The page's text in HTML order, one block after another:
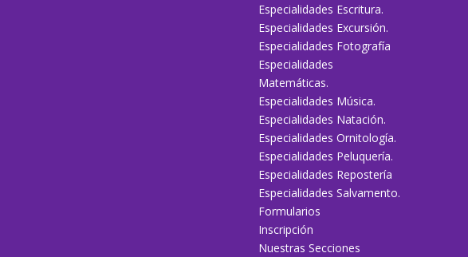
Especialidades Escritura.
Especialidades Excursión.
Especialidades Fotografía
Especialidades
Matemáticas.
Especialidades Música.
Especialidades Natación.
Especialidades Ornitología.
Especialidades Peluquería.
Especialidades Repostería
Especialidades Salvamento.
Formularios
Inscripción
Nuestras Secciones